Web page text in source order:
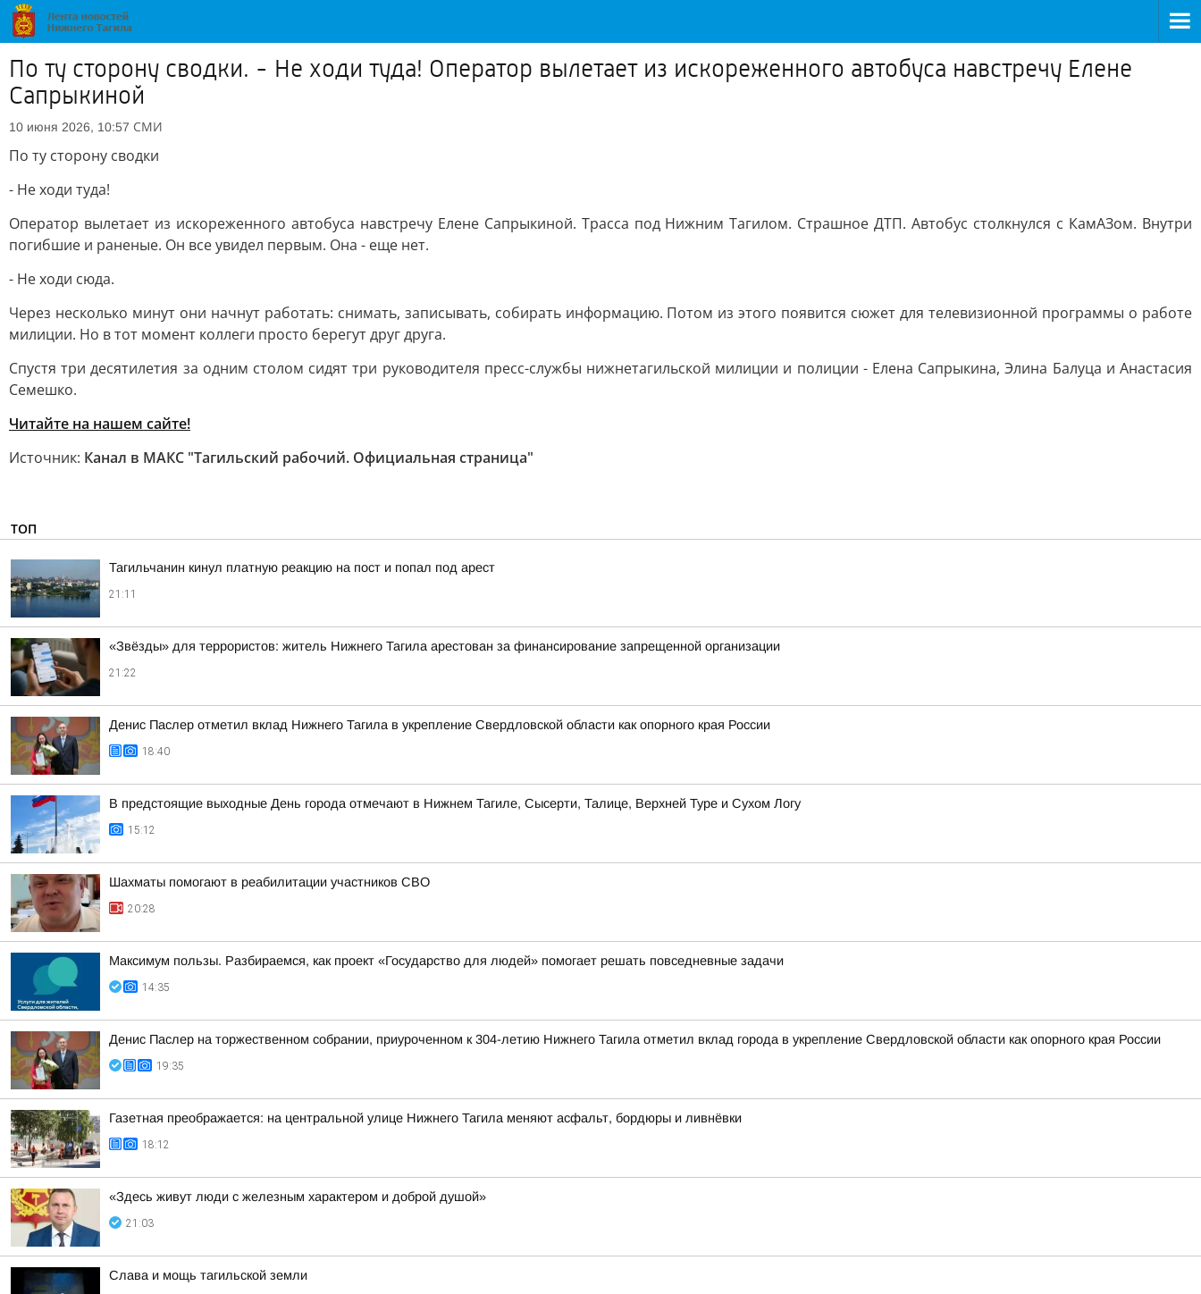
По ту сторону сводки. - Не ходи туда! Оператор вылетает из искореженного автобуса навстречу Елене
Сапрыкиной
10 июня 2026, 10:57 СМИ
По ту сторону сводки
- Не ходи туда!
Оператор вылетает из искореженного автобуса навстречу Елене Сапрыкиной. Трасса под Нижним Тагилом. Страшное ДТП. Автобус столкнулся с КамАЗом. Внутри
погибшие и раненые. Он все увидел первым. Она - еще нет.
- Не ходи сюда.
Через несколько минут они начнут работать: снимать, записывать, собирать информацию. Потом из этого появится сюжет для телевизионной программы о работе
милиции. Но в тот момент коллеги просто берегут друг друга.
Спустя три десятилетия за одним столом сидят три руководителя пресс-службы нижнетагильской милиции и полиции - Елена Сапрыкина, Элина Балуца и Анастасия
Семешко.
Читайте на нашем сайте!
Источник: Канал в МАКС "Тагильский рабочий. Официальная страница"
ТОП
Тагильчанин кинул платную реакцию на пост и попал под арест
21:11
«Звёзды» для террористов: житель Нижнего Тагила арестован за финансирование запрещенной организации
21:22
Денис Паслер отметил вклад Нижнего Тагила в укрепление Свердловской области как опорного края России
18:40
В предстоящие выходные День города отмечают в Нижнем Тагиле, Сысерти, Талице, Верхней Туре и Сухом Логу
15:12
Шахматы помогают в реабилитации участников СВО
20:28
Максимум пользы. Разбираемся, как проект «Государство для людей» помогает решать повседневные задачи
14:35
Денис Паслер на торжественном собрании, приуроченном к 304-летию Нижнего Тагила отметил вклад города в укрепление Свердловской области как опорного края России
19:35
Газетная преображается: на центральной улице Нижнего Тагила меняют асфальт, бордюры и ливнёвки
18:12
«Здесь живут люди с железным характером и доброй душой»
21:03
Слава и мощь тагильской земли